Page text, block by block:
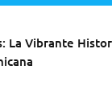
La Vibrante